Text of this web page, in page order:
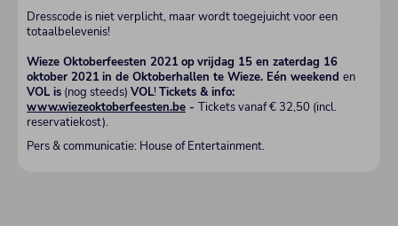
Dresscode is niet verplicht, maar wordt toegejuicht voor een
totaalbelevenis!
Wieze Oktoberfeesten 2021 opvrijdag 15 en zaterdag 16
oktober 2021 in de Oktoberhallen te Wieze. Eén weekend en
VOL is (nog steeds) VOL! Tickets & info:
www.wiezeoktoberfeesten.be - Tickets vanaf € 32,50 (incl.
reservatiekost).
Pers & communicatie: House of Entertainment.